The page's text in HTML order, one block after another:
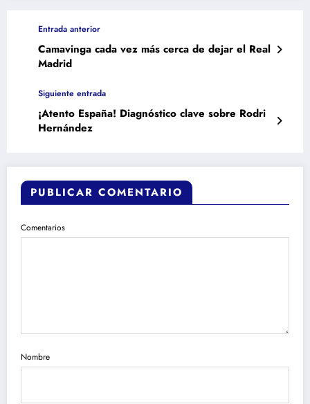
Entrada anterior
Camavinga cada vez más cerca de dejar el Real
Madrid
Siguiente entrada
¡Atento España! Diagnóstico clave sobre Rodri
Hernández
PUBLICAR COMENTARIO
Comentarios
Nombre